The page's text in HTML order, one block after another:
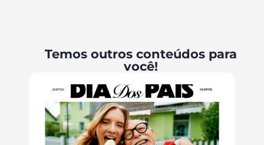
Temos outros conteúdos para
você!